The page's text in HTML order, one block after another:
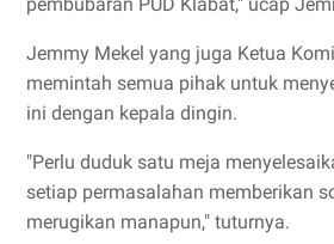
Jemmy Mekel yang juga Ketua
memintah semua pihak untuk
ini dengan kepala dingin.
"Perlu duduk satu meja
setiap permasalahan memberikan
merugikan manapun," tuturnya.